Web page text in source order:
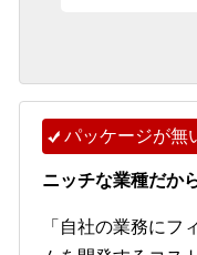
パッケージが無
ニッチな業種だか
「自社の業務に